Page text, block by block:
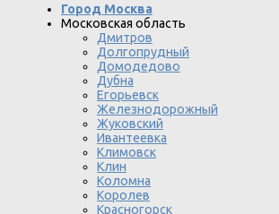
Город Москва
Московская область
Дмитров
Долгопрудный
Домодедово
Дубна
Егорьевск
Железнодорожный
Жуковский
Ивантеевка
Климовск
Клин
Коломна
Королев
Красногорск